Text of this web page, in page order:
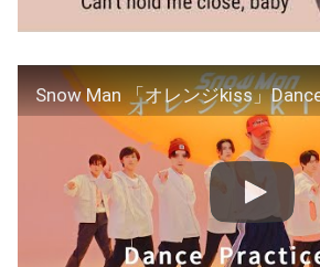
Snow Man 「オレンジkiss」